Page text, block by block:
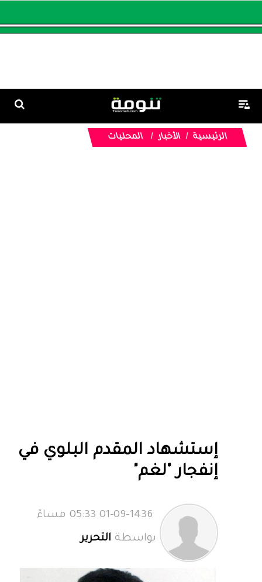
الرئيسية الأخبار المحليات
إستشهاد المقدم البلوي في
إنفجار "لغم"
بواسطة التحرير